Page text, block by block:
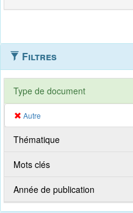
Filtres
Type de document
Autre
Thématique
Mots clés
Année de publication